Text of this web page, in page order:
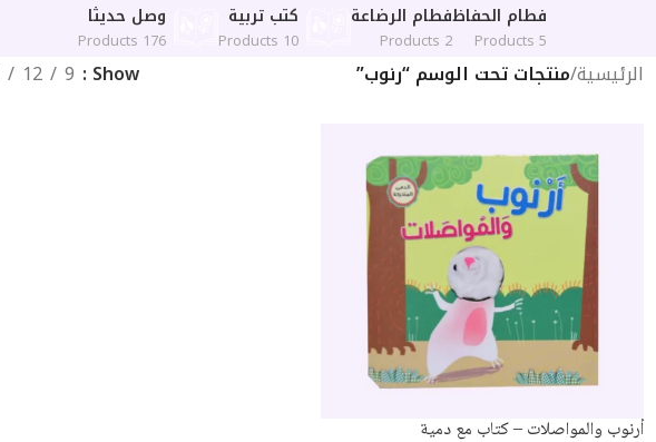
فطام الحفاظ
5 Products
فطام الرضاعة
2 Products
كتب تربية
10 Products
وصل حديثا
176 Products
الرئيسية/منتجات تحت الوسم “رنوب” Show
9
12
أرنوب والمواصلات – كتاب مع دمية